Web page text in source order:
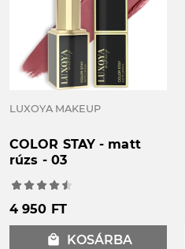
LUXOYA MAKEUP
COLOR STAY - matt
rúzs - 03
4 950 FT
local_mall KOSÁRBA